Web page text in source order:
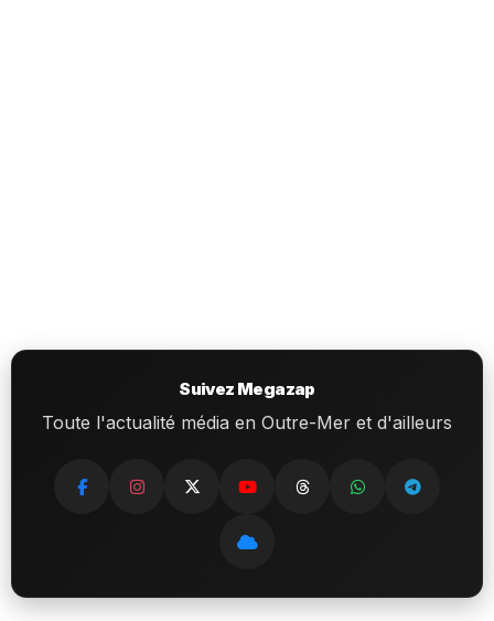
Suivez Megazap
Toute l'actualité média en Outre-Mer et d'ailleurs